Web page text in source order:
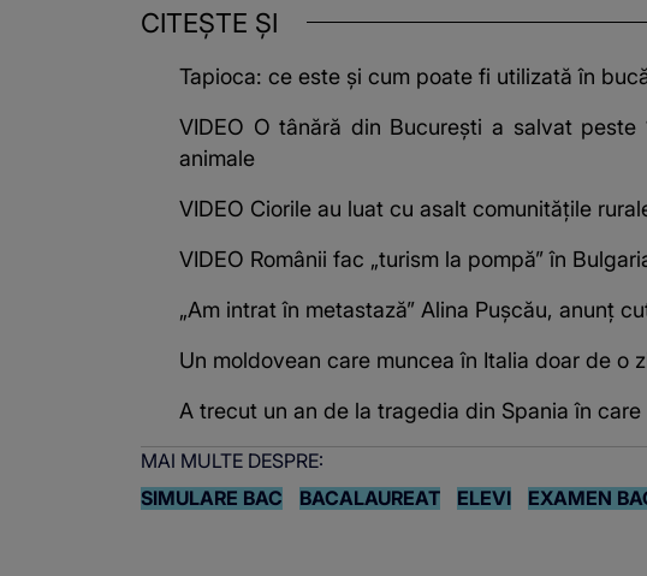
CITEȘTE ȘI
Tapioca: ce este și cum poate fi utilizată în
VIDEO O tânără din București a salvat
animale
VIDEO Ciorile au luat cu asalt comunitățile
VIDEO Românii fac „turism la pompă” în
„Am intrat în metastază” Alina Pușcău, anunț
Un moldovean care muncea în Italia doar de o
A trecut un an de la tragedia din Spania în
MAI MULTE DESPRE:
SIMULARE BAC
BACALAUREAT ELEVI EXAMEN